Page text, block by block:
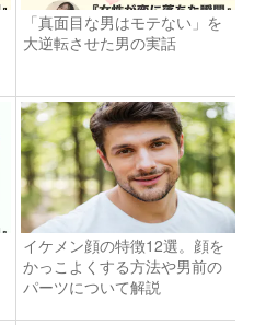
「真面目な男はモテない」を
大逆転させた男の実話
イケメン顔の特徴12選。顔を
かっこよくする方法や男前の
パーツについて解説